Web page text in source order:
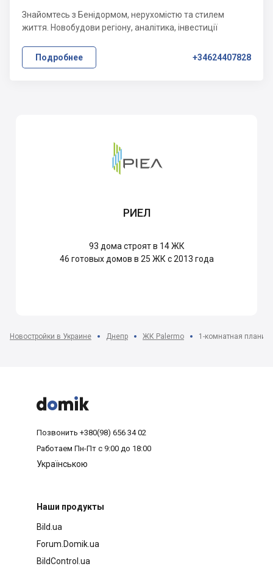
Знайомтесь з Бенідормом, нерухомістю та стилем
життя. Новобудови регіону, аналітика, інвестиції
Подробнее +34624407828
РИЕЛ
93 дома строят в 14 ЖК
46 готовых домов в 25 ЖК с 2013 года
Новостройки в Украине Днепр ЖК Palermo 1-комнатная



Позвонить +380(98) 656 34 02
Работаем Пн-Пт с 9:00 до 18:00
Українською
Наши продукты
Bild.ua
Forum.Domik.ua
BildControl.ua